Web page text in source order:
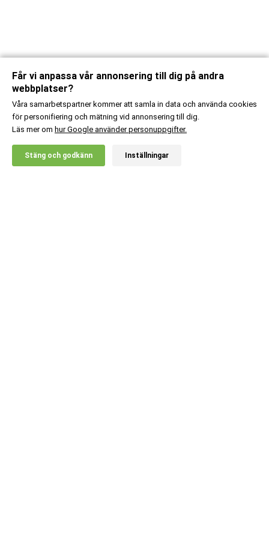
20% RABATT!
X
Får vi anpassa vår annonsering till dig på andra
webbplatser?
Våra samarbetspartner kommer att samla in data och använda cookies
för personifiering och mätning vid annonsering till dig.
Läs mer om hur Google använder personuppgifter.
Stäng och godkänn Inställningar